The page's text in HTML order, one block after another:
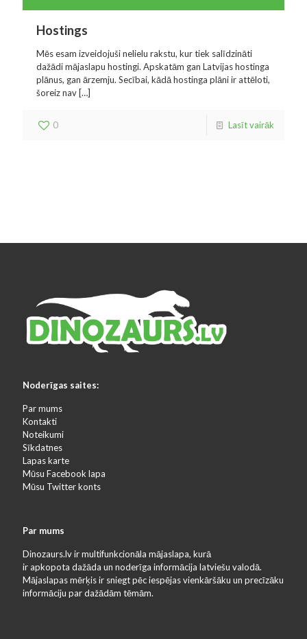
Hostings
Mēs esam izveidojuši nelielu rakstu, kur tiek salīdzināti
dažādi mājaslapu hostingi. Apskatām gan Latvijas hostinga
plānus, gan ārzemju. Secībai, kādā hostinga plāni ir attēloti,
šoreiz nav[…]
0 Lasīt vairāk
Noderīgas saites:
Par mums
Kontakti
Noteikumi
Sīkdatnes
Lapas karte
Mūsu Facebook lapa
Mūsu Twitter konts
Par mums
Dinozaurs.lv ir multifunkcionāla mājaslapa, kurā
ir apkopota dažāda un noderīga informācija latviešu valodā.
Mājaslapas mērķis ir sniegt pēc iespējas vienkāršāku un precīzāku
informāciju par dažādām tēmām.